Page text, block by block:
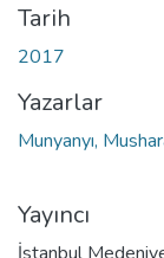
Tarih
2017
Yazarlar
Munyanyı,
Yayıncı